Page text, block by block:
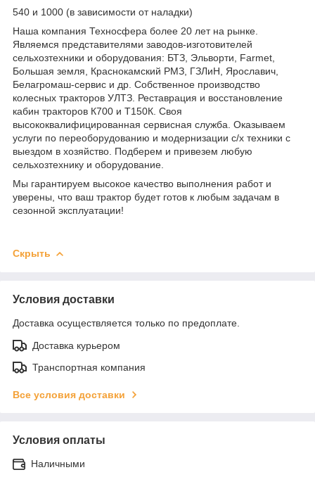
540 и 1000 (в зависимости от наладки)
Наша компания Техносфера более 20 лет на рынке.
Являемся представителями заводов-изготовителей
сельхозтехники и оборудования: БТЗ, Эльворти, Fаrmеt,
Большая земля, Краснокамский РМЗ, ГЗЛиН, Ярославич,
Белагромаш-сервис и др. Собственное производство
колесных тракторов УЛТЗ. Реставрация и восстановление
кабин тракторов К700 и Т150К. Своя
высококвалифицированная сервисная служба. Оказываем
услуги по переоборудованию и модернизации с/х техники с
выездом в хозяйство. Подберем и привезем любую
сельхозтехнику и оборудование.
Мы гарантируем высокое качество выполнения работ и
уверены, что ваш трактор будет готов к любым задачам в
сезонной эксплуатации!
Скрыть
Условия доставки
Доставка осуществляется только по предоплате.
Доставка курьером
Транспортная компания
Все условия доставки
Условия оплаты
Наличными